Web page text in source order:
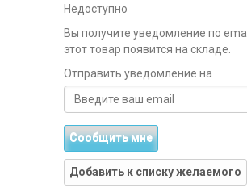
Недоступно
Вы получите уведомление по
этот товар появится на складе.
Отправить уведомление на
Сообщить мне
Добавить к списку желаемого